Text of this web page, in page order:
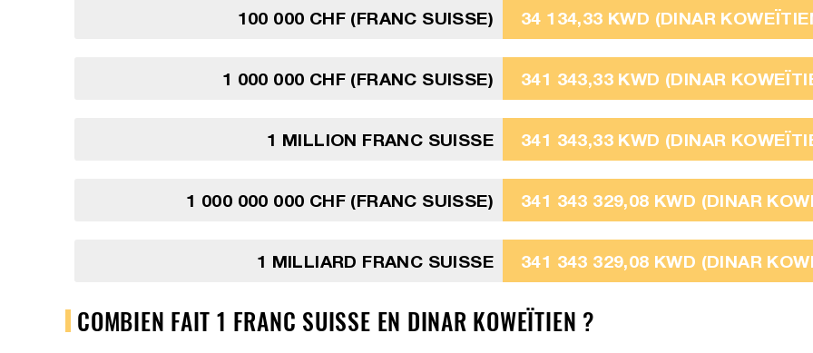
100 000 CHF (FRANC SUISSE) 34 134,33 KWD (DINAR
1 000 000 CHF (FRANC SUISSE) 341 343,33 KWD (DINAR
1 MILLION FRANC SUISSE 341 343,33 KWD (DINAR
1 000 000 000 CHF (FRANC SUISSE) 341 343 329,08 KWD (DINAR
1 MILLIARD FRANC SUISSE 341 343 329,08 KWD (DINAR
COMBIEN FAIT 1 FRANC SUISSE EN DINAR KOWEÏTIEN ?